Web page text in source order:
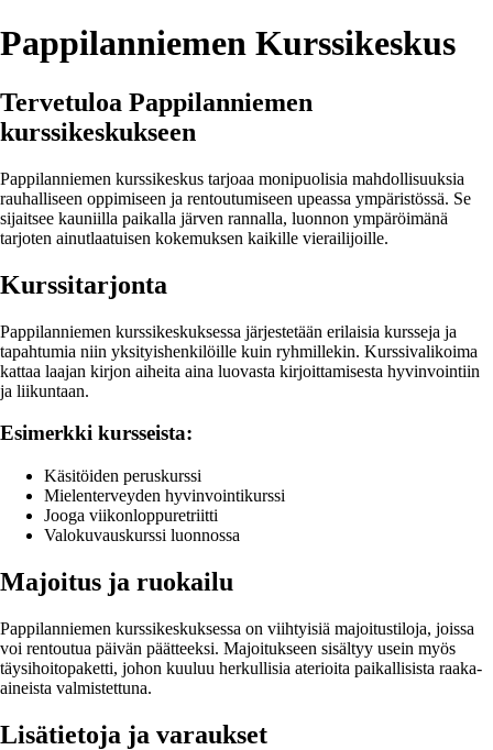
Pappilanniemen Kurssikeskus
Tervetuloa Pappilanniemen
kurssikeskukseen
Pappilanniemen kurssikeskus tarjoaa monipuolisia mahdollisuuksia
rauhalliseen oppimiseen ja rentoutumiseen upeassa ympäristössä. Se
sijaitsee kauniilla paikalla järven rannalla, luonnon ympäröimänä
tarjoten ainutlaatuisen kokemuksen kaikille vierailijoille.
Kurssitarjonta
Pappilanniemen kurssikeskuksessa järjestetään erilaisia kursseja ja
tapahtumia niin yksityishenkilöille kuin ryhmillekin. Kurssivalikoima
kattaa laajan kirjon aiheita aina luovasta kirjoittamisesta hyvinvointiin
ja liikuntaan.
Esimerkki kursseista:
Käsitöiden peruskurssi
Mielenterveyden hyvinvointikurssi
Jooga viikonloppuretriitti
Valokuvauskurssi luonnossa
Majoitus ja ruokailu
Pappilanniemen kurssikeskuksessa on viihtyisiä majoitustiloja, joissa
voi rentoutua päivän päätteeksi. Majoitukseen sisältyy usein myös
täysihoitopaketti, johon kuuluu herkullisia aterioita paikallisista raaka-
aineista valmistettuna.
Lisätietoja ja varaukset